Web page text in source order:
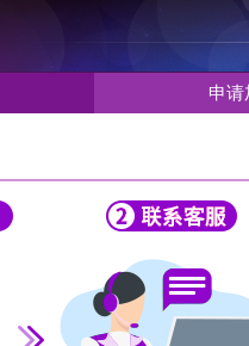
申请